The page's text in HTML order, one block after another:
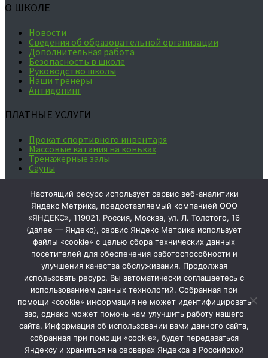
О ШКОЛЕ
Новости
Сведения об образовательной организации
Дополнительная работа
Безопасность в школе
Руководство школы
Наши тренеры
Антидопинг
ПЛАТНЫЕ УСЛУГИ
Прокат спортивного инвентаря
Массовые катания на коньках
Тренажерные залы
Сауны
Ваше мнение формирует
официальный рейтинг организации:
Чтобы оценить
условия
предоставления
услуг
используйте
QR-код или
перейдите по
ссылке
2025 © МАУ ДО "СШ №1" г. Тобольска
Мы в соц.сетях:
Настоящий ресурс использует сервис веб-аналитики
Яндекс Метрика, предоставляемый компанией ООО
«ЯНДЕКС», 119021, Россия, Москва, ул. Л. Толстого, 16
(далее — Яндекс), сервис Яндекс Метрика использует
файлы «cookie» с целью сбора технических данных
посетителей для обеспечения работоспособности и
улучшения качества обслуживания. Продолжая
использовать ресурс, Вы автоматически соглашаетесь с
использованием данных технологий. Собранная при
помощи «cookie» информация не может идентифицировать
вас, однако может помочь нам улучшить работу нашего
сайта. Информация об использовании вами данного сайта,
собранная при помощи «cookie», будет передаваться
Яндексу и храниться на серверах Яндекса в Российской
Сообщить об опечатке